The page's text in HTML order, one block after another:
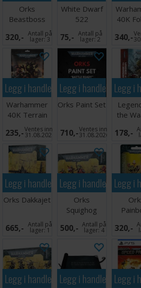
Orks
Beastboss
320,- Antall på
lager:3
White Dwarf
522
75,- Antall på
lager:2
40K
Dice
340,-
Legg i handlekurven
Warhammer
40K Terrain
Area Set
235,-Ventes inn
31.08.2026
Legg i handlekurven
Orks Paint Set
710,-Ventes inn
31.08.2026
Legg i
the
178,-
Legg i handlekurven
Orks Dakkajet
665,- Antall på
lager:1
Legg i handlekurven
Orks
Squighog
Boyz
500,- Antall på
lager:4
Legg i
320,-
Legg i handlekurvenLegg i handlekurven
Legg i